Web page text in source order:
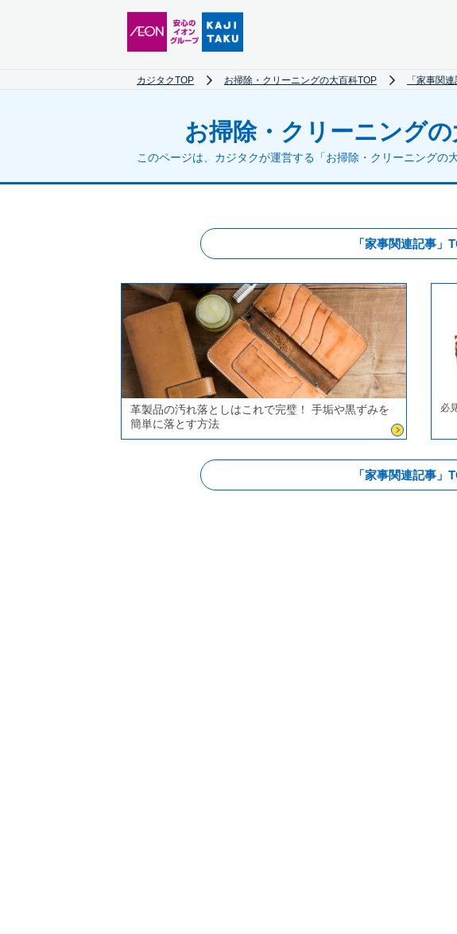
カジタクTOP お掃除・クリーニングの大百科TOP 「家事関
お掃除・クリーニング
このページは、カジタクが運営する「お掃除・クリーニングの
「家事関連記事」
革製品の汚れ落としはこれで完璧！ 手垢や黒ずみを
簡単に落とす方法
必
「家事関連記事」